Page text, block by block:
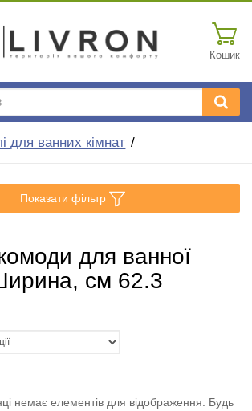
Кошик
для ванних кімнат
Показати фільтр
для ванної
см 62.3
немає елементів для відображення. Будь